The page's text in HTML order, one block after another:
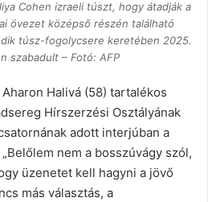
Cohen izraeli túszt, hogy átadják a
övezet középső részén található
túsz-fogolycsere keretében 2025.
szabadult – Fotó: AFP
Halivá (58) tartalékos
Hírszerzési Osztályának
adott interjúban a
nem a bosszúvágy szól,
üzenetet kell hagyni a jövő
más választás, a